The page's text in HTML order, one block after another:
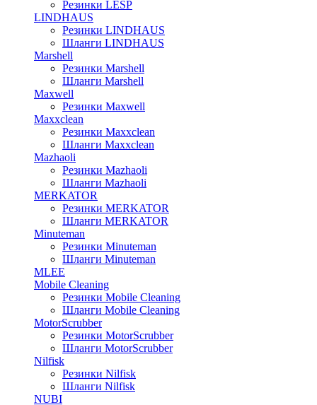
Резинки LESP
LINDHAUS
Резинки LINDHAUS
Шланги LINDHAUS
Marshell
Резинки Marshell
Шланги Marshell
Maxwell
Резинки Maxwell
Maxxclean
Резинки Maxxclean
Шланги Maxxclean
Mazhaoli
Резинки Mazhaoli
Шланги Mazhaoli
MERKATOR
Резинки MERKATOR
Шланги MERKATOR
Minuteman
Резинки Minuteman
Шланги Minuteman
MLEE
Mobile Cleaning
Резинки Mobile Cleaning
Шланги Mobile Cleaning
MotorScrubber
Резинки MotorScrubber
Шланги MotorScrubber
Nilfisk
Резинки Nilfisk
Шланги Nilfisk
NUBI